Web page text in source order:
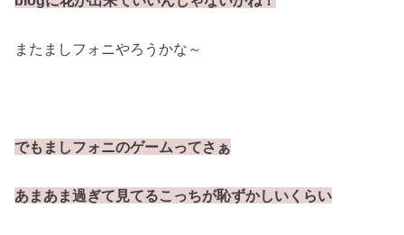
またましフォニやろうかな～
でもましフォニのゲームってさぁ
あまあま過ぎて見てるこっちが恥ずかしいくらい